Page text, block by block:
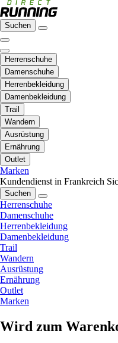
Suchen
Herrenschuhe
Damenschuhe
Herrenbekleidung
Damenbekleidung
Trail
Wandern
Ausrüstung
Ernährung
Outlet
Marken
Kundendienst in Frankreich
Suchen
Herrenschuhe
Damenschuhe
Herrenbekleidung
Damenbekleidung
Trail
Wandern
Ausrüstung
Ernährung
Outlet
Marken
Wird zum